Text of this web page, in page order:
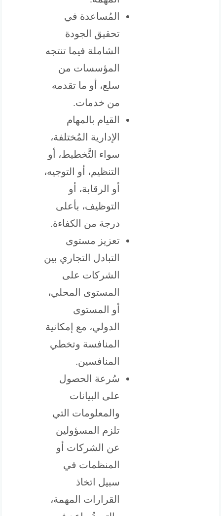
المُساعدة في
تحقيق الجودة
الشاملة فيما تنتجه
المؤسسات من
سلع، أو ما تقدمه
من خدمات.
القيام بالمهام
الإدارية المُختلفة،
سواء التَّخطيط، أو
التنظيم، أو التوجيه،
أو الرقابة، أو
التوظيف، بأعلى
درجة من الكفاءة.
تعزيز مستوى
التبادل التجاري بين
الشركات على
المستوى المحلي،
أو المستوى
الدولي، مع إمكانية
المنافسة وتخطي
المنافسين.
سُرعة الحصول
على البيانات
والمعلومات التي
تلزم المسؤولين
عن الشركات أو
المنظمات في
سبيل اتخاذ
القرارات المهمة،